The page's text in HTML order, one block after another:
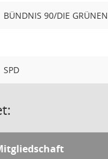
BÜNDNIS 90/DIE GRÜNEN
SPD